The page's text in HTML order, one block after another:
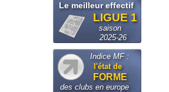
Le meilleur effectif
LIGUE 1
saison
2025-26
Indice MF :
l'état de
FORME
des clubs en europe